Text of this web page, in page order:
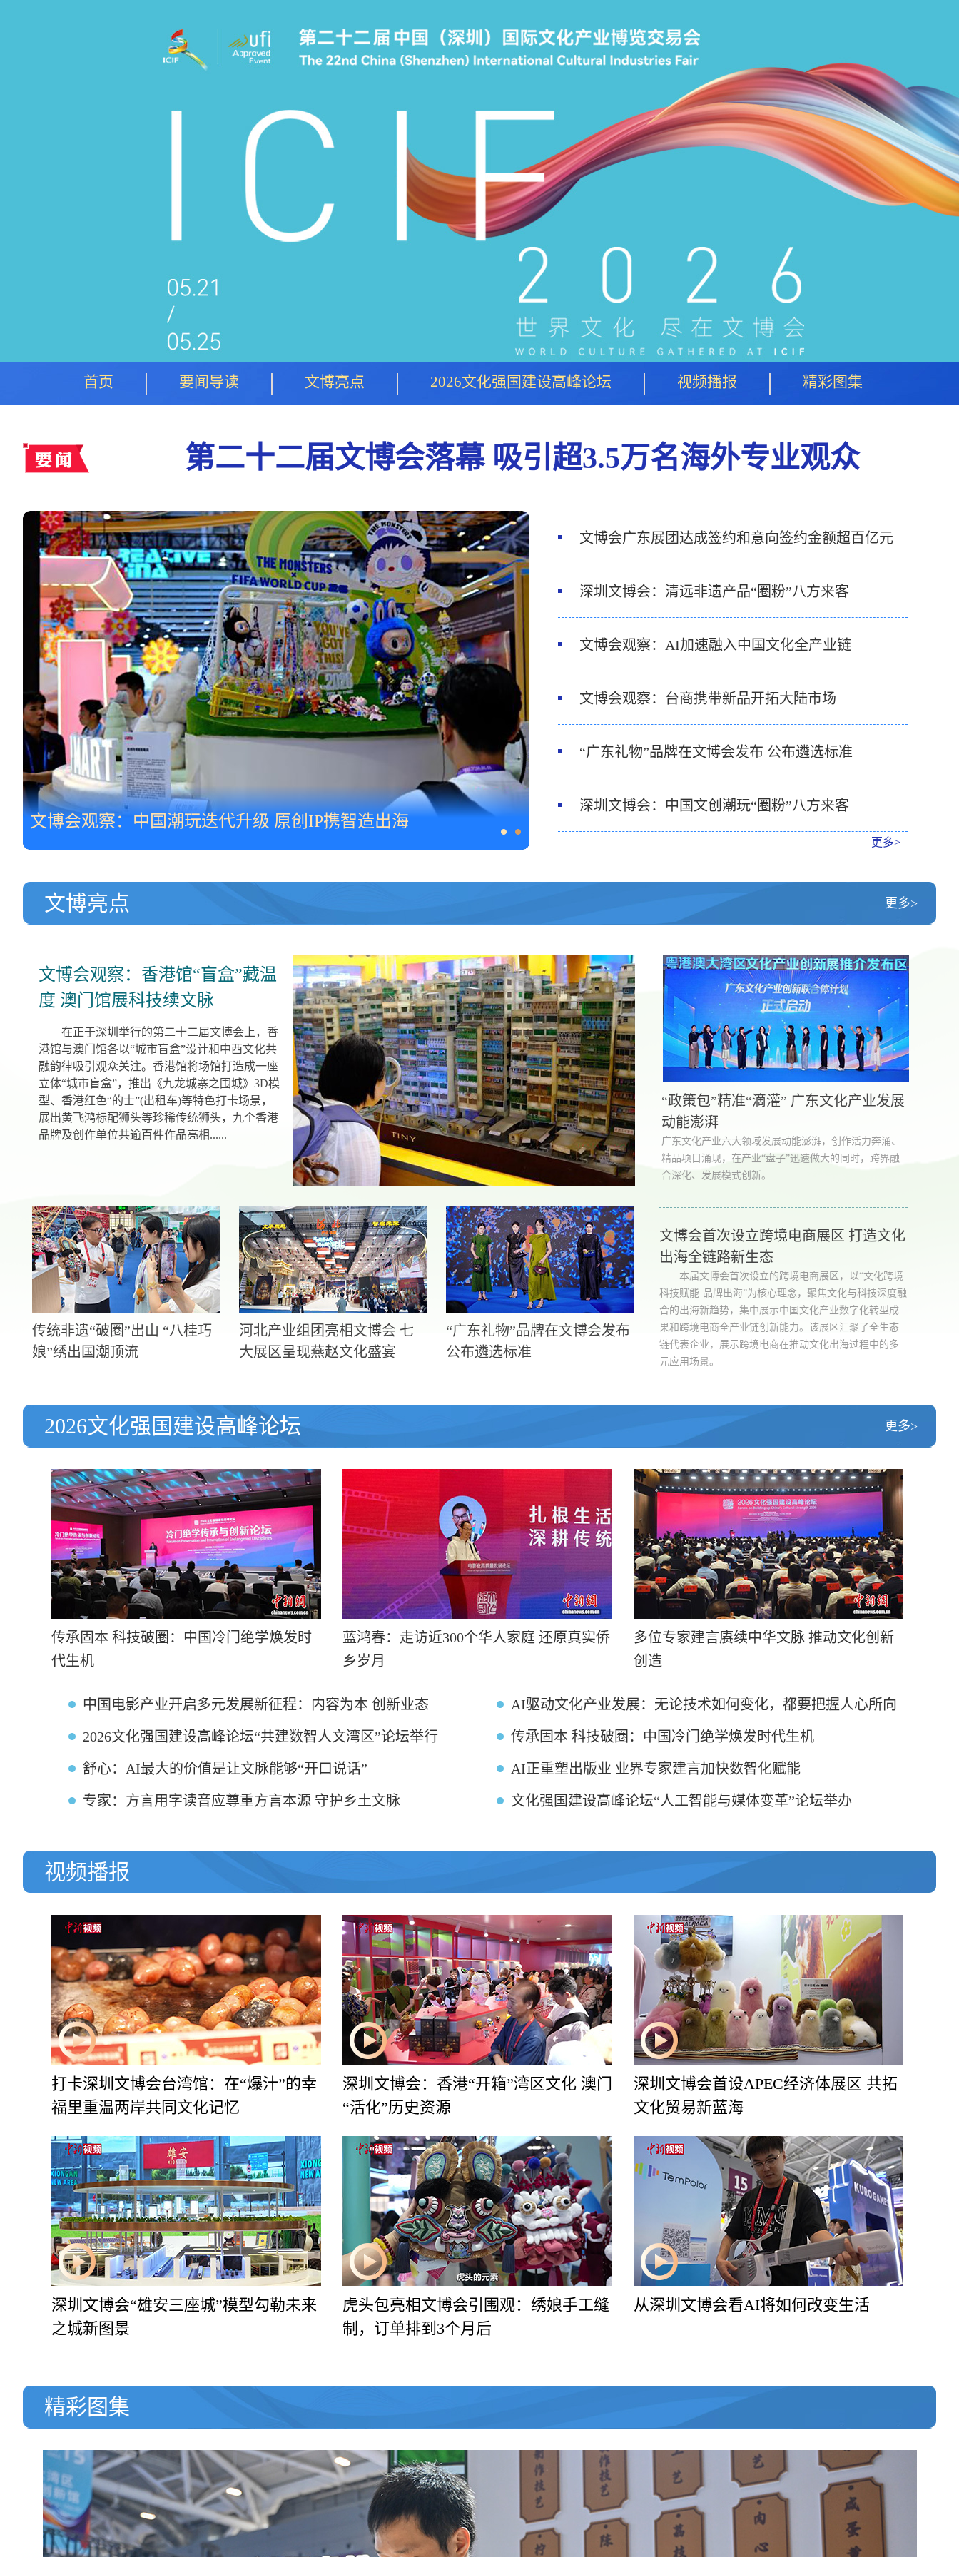
首页 要闻导读 文博亮点 2026文化强国建设高峰论坛 视频播报 精彩图集
第二十二届文博会落幕 吸引超3.5万名海外专业观众
文博会观察：中国潮玩迭代升级 原创IP携智造出海
文博会广东展团达成签约和意向签约金额超百亿元
深圳文博会：清远非遗产品“圈粉”八方来客
文博会观察：AI加速融入中国文化全产业链
文博会观察：台商携带新品开拓大陆市场
“广东礼物”品牌在文博会发布 公布遴选标准
深圳文博会：中国文创潮玩“圈粉”八方来客
更多>
文博亮点 更多>
文博会观察：香港馆“盲盒”藏温
度 澳门馆展科技续文脉
在正于深圳举行的第二十二届文博会上，香
港馆与澳门馆各以“城市盲盒”设计和中西文化共
融韵律吸引观众关注。香港馆将场馆打造成一座
立体“城市盲盒”，推出《九龙城寨之围城》3D模
型、香港红色“的士”(出租车)等特色打卡场景，
展出黄飞鸿标配狮头等珍稀传统狮头，九个香港
品牌及创作单位共逾百件作品亮相......
传统非遗“破圈”出山 “八桂巧
娘”绣出国潮顶流
河北产业组团亮相文博会 七
大展区呈现燕赵文化盛宴
“广东礼物”品牌在文博会发布
公布遴选标准
“政策包”精准“滴灌” 广东文化产业发展
动能澎湃
广东文化产业六大领域发展动能澎湃，创作活力奔涌、
精品项目涌现，在产业“盘子”迅速做大的同时，跨界融
合深化、发展模式创新。
文博会首次设立跨境电商展区 打造文化
出海全链路新生态
本届文博会首次设立的跨境电商展区，以“文化跨境·
科技赋能·品牌出海”为核心理念，聚焦文化与科技深度融
合的出海新趋势，集中展示中国文化产业数字化转型成
果和跨境电商全产业链创新能力。该展区汇聚了全生态
链代表企业，展示跨境电商在推动文化出海过程中的多
元应用场景。
2026文化强国建设高峰论坛 更多>
传承固本 科技破圈：中国冷门绝学焕发时
代生机
蓝鸿春：走访近300个华人家庭 还原真实侨
乡岁月
多位专家建言赓续中华文脉 推动文化创新
创造
中国电影产业开启多元发展新征程：内容为本 创新业态 AI驱动文化产业发展：无论技术如何变化，都要把握人心所向
2026文化强国建设高峰论坛“共建数智人文湾区”论坛举行 传承固本 科技破圈：中国冷门绝学焕发时代生机
舒心：AI最大的价值是让文脉能够“开口说话” AI正重塑出版业 业界专家建言加快数智化赋能
专家：方言用字读音应尊重方言本源 守护乡土文脉 文化强国建设高峰论坛“人工智能与媒体变革”论坛举办
视频播报
打卡深圳文博会台湾馆：在“爆汁”的幸
福里重温两岸共同文化记忆
深圳文博会：香港“开箱”湾区文化 澳门
“活化”历史资源
深圳文博会首设APEC经济体展区 共拓
文化贸易新蓝海
深圳文博会“雄安三座城”模型勾勒未来
之城新图景
虎头包亮相文博会引围观：绣娘手工缝
制，订单排到3个月后
从深圳文博会看AI将如何改变生活
精彩图集